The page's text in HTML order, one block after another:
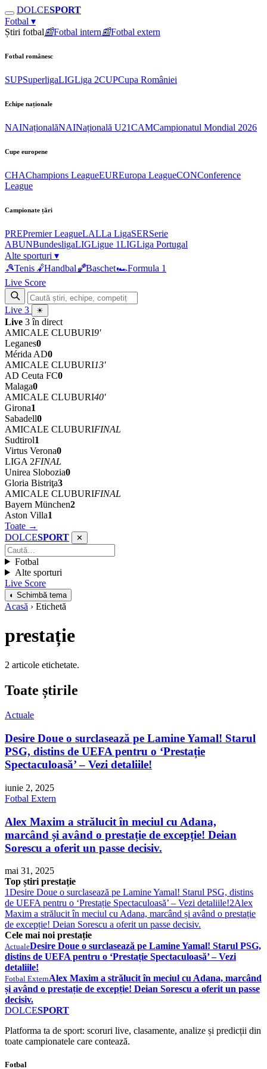
DOLCESPORT
Fotbal ▾
Știri fotbal📰Fotbal intern📰Fotbal extern
Fotbal românesc
SUPSuperligaLIGLiga 2CUPCupa României
Echipe naționale
NAINaționalăNAINațională U21CAMCampionatul Mondial 2026
Cupe europene
CHAChampions LeagueEUREuropa LeagueCONConference
League
Campionate țări
PREPremier LeagueLALLa LigaSERSerie
ABUNBundesligaLIGLigue 1LIGLiga Portugal
Alte sporturi ▾
🎾Tenis 🤾Handbal🏀Baschet🏎Formula 1
Live Score
Live 3 ☀
Live 3 în direct
AMICALE CLUBURI9'
Leganes0
Mérida AD0
AMICALE CLUBURI13'
AD Ceuta FC0
Malaga0
AMICALE CLUBURI40'
Girona1
Sabadell0
AMICALE CLUBURIFINAL
Sudtirol1
Virtus Verona0
LIGA 2FINAL
Unirea Slobozia0
Gloria Bistriţa3
AMICALE CLUBURIFINAL
Bayern München2
Aston Villa1
Toate →
DOLCESPORT ✕
Fotbal
Alte sporturi
Live Score
◐ Schimbă tema
Acasă › Etichetă
prestație
2 articole etichetate.
Toate știrile
Actuale
Desire Doue o surclasează pe Lamine Yamal! Starul
PSG, distins de UEFA pentru o ‘Prestație
Spectaculoasă’ – Vezi detaliile!
iunie 2, 2025
Fotbal Extern
Alex Maxim a strălucit în meciul cu Adana,
marcând și având o prestație de excepție! Deian
Sorescu a oferit un passe decisiv.
mai 31, 2025
Top știri prestație
1Desire Doue o surclasează pe Lamine Yamal! Starul PSG, distins
de UEFA pentru o ‘Prestație Spectaculoasă’ – Vezi detaliile!2Alex
Maxim a strălucit în meciul cu Adana, marcând și având o prestație
de excepție! Deian Sorescu a oferit un passe decisiv.
Cele mai noi prestație
ActualeDesire Doue o surclasează pe Lamine Yamal! Starul PSG,
distins de UEFA pentru o ‘Prestație Spectaculoasă’ – Vezi
detaliile!
Fotbal ExternAlex Maxim a strălucit în meciul cu Adana, marcând
și având o prestație de excepție! Deian Sorescu a oferit un passe
decisiv.
DOLCESPORT
Platforma ta de sport: scoruri live, clasamente, analize și predicții din
toate campionatele care contează.
Fotbal